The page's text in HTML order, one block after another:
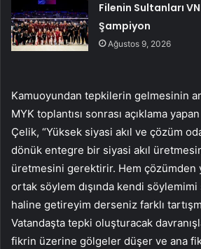
Filenin Sultanları
Şampiyon
Ağustos 9, 2026
Kamuoyundan tepkilerin gelmesinin
MYK toplantısı sonrası açıklama
Çelik, “Yüksek siyasi akıl ve çözüm
dönük entegre bir siyasi akıl
üretmesini gerektirir. Hem çözümden
ortak söylem dışında kendi
haline getireyim derseniz farklı
Vatandaşta tepki oluşturacak
fikrin üzerine gölgeler düşer ve ana